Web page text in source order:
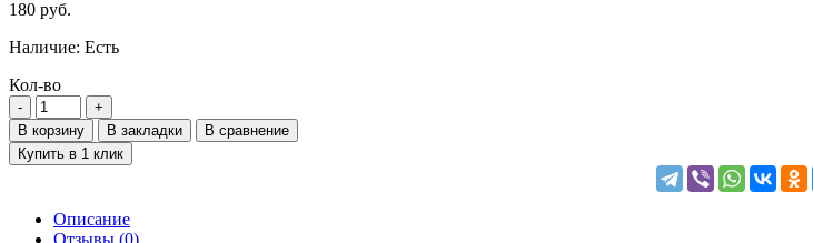
180 руб.
Наличие: Есть
Кол-во
В корзину В закладки
В сравнение
Купить в 1 клик
Описание
Отзывы (0)